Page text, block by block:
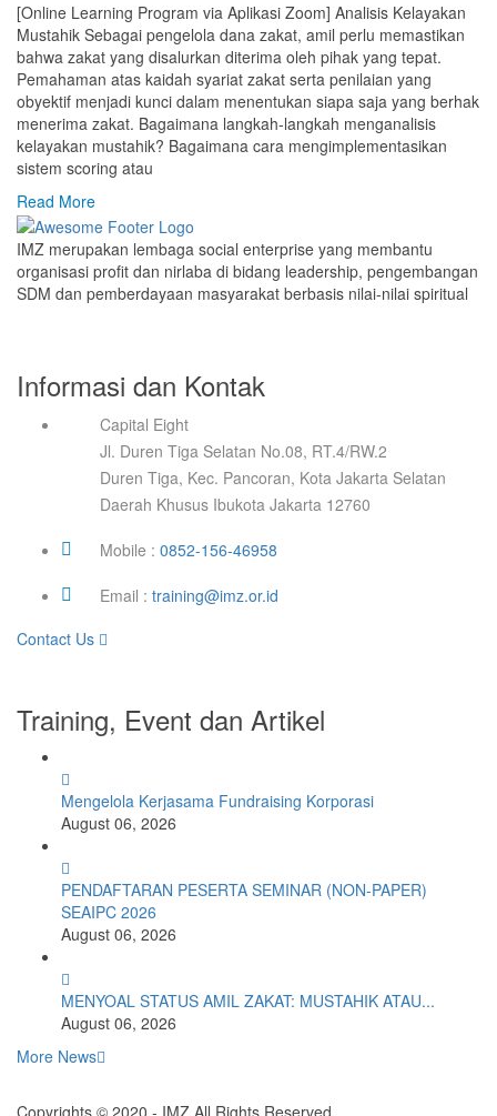
[Online Learning Program via Aplikasi Zoom] Analisis Kelayakan
Mustahik Sebagai pengelola dana zakat, amil perlu memastikan
bahwa zakat yang disalurkan diterima oleh pihak yang tepat.
Pemahaman atas kaidah syariat zakat serta penilaian yang
obyektif menjadi kunci dalam menentukan siapa saja yang berhak
menerima zakat. Bagaimana langkah-langkah menganalisis
kelayakan mustahik? Bagaimana cara mengimplementasikan
sistem scoring atau
Read More
IMZ merupakan lembaga social enterprise yang membantu
organisasi profit dan nirlaba di bidang leadership, pengembangan
SDM dan pemberdayaan masyarakat berbasis nilai-nilai spiritual
Informasi dan Kontak
Capital Eight
Jl. Duren Tiga Selatan No.08, RT.4/RW.2
Duren Tiga, Kec. Pancoran, Kota Jakarta Selatan
Daerah Khusus Ibukota Jakarta 12760
Mobile : 0852-156-46958
Email : training@imz.or.id
Contact Us
Training, Event dan Artikel
Mengelola Kerjasama Fundraising Korporasi
August 06, 2026
PENDAFTARAN PESERTA SEMINAR (NON-PAPER)
SEAIPC 2026
August 06, 2026
MENYOAL STATUS AMIL ZAKAT: MUSTAHIK ATAU...
August 06, 2026
More News